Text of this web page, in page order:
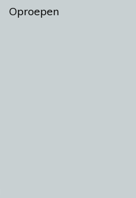
Oproepen